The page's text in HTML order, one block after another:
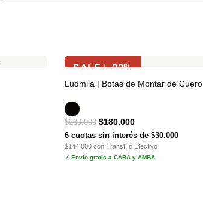
SALE | -22%
Ludmila | Botas de Montar de Cuero
$230.000 $180.000
6 cuotas sin interés de $30.000
$144.000 con Transf. o Efectivo
✓ Envío gratis a CABA y AMBA